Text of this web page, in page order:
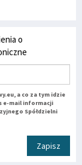
o
a co za tym idzie
e-mail informacji
Spółdzielni
Zapisz